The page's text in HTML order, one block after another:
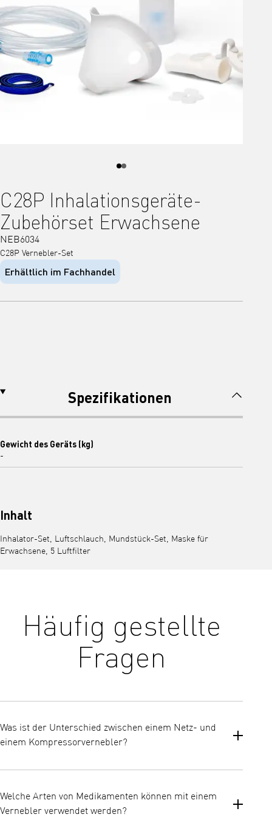
C28P Inhalationsgeräte-
Zubehörset Erwachsene
NEB6034
C28P Vernebler-Set
Erhältlich im Fachhandel
Spezifikationen
Gewicht des Geräts (kg)
-
Inhalt
Inhalator-Set, Luftschlauch, Mundstück-Set, Maske für
Erwachsene, 5 Luftfilter
Häufig gestellte
Fragen
Was ist der Unterschied zwischen einem Netz- und
einem Kompressorvernebler?
oder eine Maske eingeatmet werden können. Der Unterschied
liegt in der Technik, mit der das Medikament in
Welche Arten von Medikamenten können mit einem
Vernebler verwendet werden?